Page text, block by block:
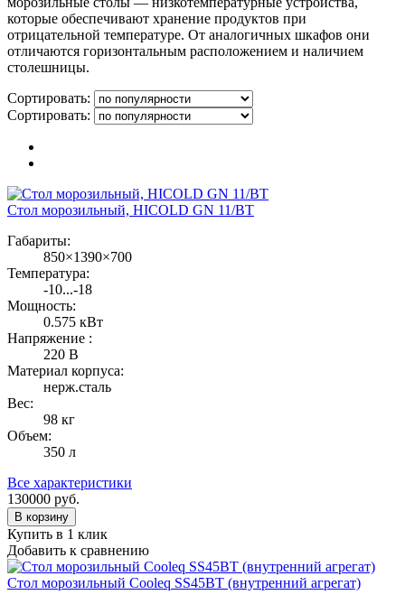
которые обеспечивают хранение продуктов при
отрицательной температуре. От аналогичных шкафов они
отличаются горизонтальным расположением и наличием
столешницы.
Сортировать:
Сортировать:
Стол морозильный, HICOLD GN 11/BT
Габариты:
850×1390×700
Температура:
-10...-18
Мощность:
0.575 кВт
Напряжение :
220 В
Материал корпуса:
нерж.сталь
Вес:
98 кг
Объем:
350 л
Все характеристики
130000 руб.
В корзину
Купить в 1 клик
Добавить к сравнению
Стол морозильный Cooleq SS45BT (внутренний агрегат)